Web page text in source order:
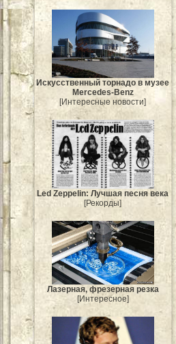
Искусственный торнадо в музее
Mercedes-Benz
[Интересные новости]
Led Zeppelin: Лучшая песня века
[Рекорды]
Лазерная, фрезерная резка
[Интересное]